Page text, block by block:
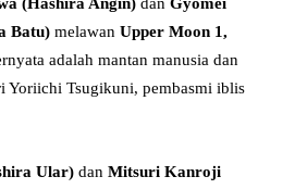
Batu) melawan Upper Moon 1,
adalah mantan manusia dan
Yoriichi Tsugikuni, pembasmi iblis
Ular) dan Mitsuri Kanroji